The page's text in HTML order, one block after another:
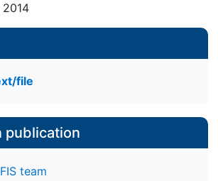
file
publication
team